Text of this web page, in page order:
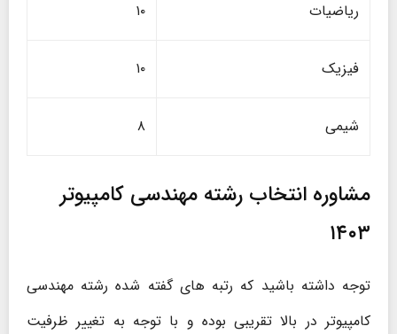
ریاضیات ۱۰
فیزیک ۱۰
شیمی ۸
مشاوره انتخاب رشته مهندسی کامپیوتر
۱۴۰۳
توجه داشته باشید که رتبه های گفته شده رشته مهندسی
کامپیوتر در بالا تقریبی بوده و با توجه به تغییر ظرفیت